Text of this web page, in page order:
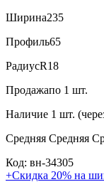
Ширина235
Профиль65
РадиусR18
Продажапо 1 шт.
Наличие 1 шт.
Средняя Средняя
Код: вн-34305
+Скидка 20% на